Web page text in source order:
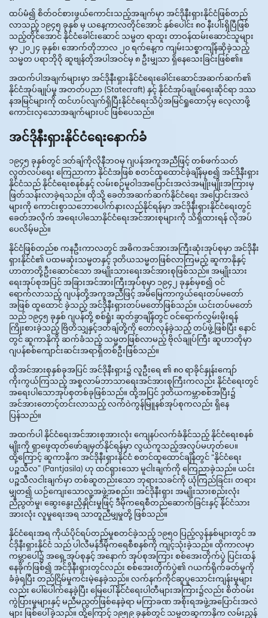
ထပ်မံ၍ စိတ်ဝင်စားဖွယ်ကောင်းသည့်အချက်မှာ အင်ဒိုနီးရှားနိုင်ငံဖြစ်တည်
လာသည့် ၁၉၄၅ ခုနှစ် မှ ယနေ့ကာလတိုင်အောင် နှစ်ပေါင်း ၈၀ နီးပါးရှိပြီဖြစ်
သည့်တိုင်အောင် နိုင်ငံခေါင်းဆောင် သမ္မတ ရာထူး တာဝန်ထမ်းဆောင်သူများ
မှာ ၂၀၂၄ ခုနှစ်၊ အောက်တိုဘာလ ၂၀ ရက်နေ့က ကျမ်းသစ္စာကျိန်ဆိုခဲ့သည့်
သမ္မတ ပရာဘိုဝို ဆူဗျန်တိုအပါအဝင်မှ ၈ ဦးမျှသာ ရှိနေသေးခြင်းဖြစ်၏။
အထက်ပါအချက်များမှာ အင်ဒိုနီးရှားနိုင်ငံရေးခေါင်းဆောင်အဆက်ဆက်၏
နိုင်ငံအုပ်ချုပ်မှု အတတ်ပညာ (Statecraft) နှင့် နိုင်ငံအုပ်ချုပ်ရေးဆိုင်ရာ ဒဿ
နအမြင်များကို ထင်ဟပ်လျက်ရှိပြီးနိုင်ငံရေးသိပ္ပံအမြင်ရှုထောင့်မှ လေ့လာဖို့
ကောင်းလှသောအချက်များပင် ဖြစ်ပေသည်။
အင်ဒိုနီးရှားနိုင်ငံရေးနောက်ခံ
၁၉၄၅ ခုနှစ်တွင် ဒတ်ချ်ကိုလိုနီဘဝမှ ဂျပန်အကူအညီဖြင့် တစ်ဖက်သတ်
လွတ်လပ်ရေး ကြေညာကာ နိုင်ငံအဖြစ် စတင်ထူထောင်ခဲ့ချိန်မှစ၍ အင်ဒိုနီးရှား
နိုင်ငံသည် နိုင်ငံရေးစနစ်နှင့် လမ်းစဉ်မူဝါဒအပြောင်းအလဲအမျိုးမျိုးအကြားမှ
ဖြတ်သန်းလာခဲ့ရသည်။ ထိုသို့ ခေတ်အဆက်ဆက်နိုင်ငံရေး အပြောင်းအလဲ
များကို ကောင်းစွာသဘောပေါက်နားလည်နိုင်ရန်မှာ အင်ဒိုနီးရှားနိုင်ငံရေးတွင်
ခေတ်အလိုက် အရေးပါသောနိုင်ငံရေးအင်အားစုများကို သိရှိထားရန် လိုအပ်
ပေလိမ့်မည်။
နိုင်ငံဖြစ်တည်စ ကနဦးကာလတွင် အဓိကအင်အားအကြီးဆုံးအုပ်စုမှာ အင်ဒိုနီး
ရှားနိုင်ငံ၏ ပထမဆုံးသမ္မတနှင့် ဒုတိယသမ္မတဖြစ်လာကြမည့် ဆူကာနိုနှင့်
ဟာတာတို့ဦးဆောင်သော အမျိုးသားရေးအင်အားစုဖြစ်သည်။ အမျိုးသား
ရေးအုပ်စုအပြင် အခြားအင်အားကြီးအုပ်စုမှာ ၁၉၄၂ ခုနှစ်မှစ၍ ဝင်
ရောက်လာသည့် ဂျပန်တို့အကူအညီဖြင့် အမိမြေကာကွယ်ရေးတပ်မတော်
အဖြစ် ထူထောင် ခဲ့သည့် အင်ဒိုနီးရှားတပ်မတော်ဖြစ်သည်။ ယင်းတပ်မတော်
သည် ၁၉၄၅ ခုနှစ် ဂျပန်တို့ စစ်ရှုံး ဆုတ်ခွာချိန်တွင် ဝင်ရောက်လွှမ်းမိုးရန်
ကြိုးစားခဲ့သည့် ဗြိတိသျှနှင့်ဒတ်ချ်တို့ကို တော်လှန်ခဲ့သည့် တပ်ဖွဲ့ဖြစ်ပြီး နောင်
တွင် ဆူကာနိုကို ဆက်ခံသည့် သမ္မတဖြစ်လာမည့် ဗိုလ်ချုပ်ကြီး ဆူဟာတိုမှာ
ဂျပန်စစ်ကျောင်းဆင်းအရာရှိတစ်ဦးဖြစ်သည်။
ထိုအင်အားစုနှစ်ခုအပြင် အင်ဒိုနီးရှား၌ လူဦးရေ ၏ ၈၀ ရာခိုင်နှုန်းကျော်
ကိုးကွယ်ကြသည့် အစ္စလာမ်ဘာသာရေးအင်အားစုကြီးကလည်း နိုင်ငံရေးတွင်
အရေးပါသောအုပ်စုတစ်ခုဖြစ်သည်။ ထို့အပြင် ဒုတိယကမ္ဘာစစ်အပြီး၌
အင်အားတောင့်တင်းလာသည့် လက်ဝဲကွန်မြူနစ်အုပ်စုကလည်း ရှိနေ
ပြန်သည်။
အထက်ပါ နိုင်ငံရေးအင်အားစုအားလုံး ကျေနပ်လက်ခံနိုင်သည့် နိုင်ငံရေးစနစ်
မျိုးကို ရှာဖွေထုတ်ဖော်ချမှတ်နိုင်ရန်မှာ လွယ်ကူသည့်အလုပ်မဟုတ်ပေ။
ထို့ကြောင့် ဆူကာနိုက အင်ဒိုနီးရှားနိုင်ငံ စတင်ထူထောင်ချိန်တွင် “နိုင်ငံရေး
ပဉ္စသီလ” (Pantjasila) ဟု ထင်ရှားသော မူငါးချက်ကို ကြေညာခဲ့သည်။ ယင်း
ပဉ္စသီလငါးချက်မှာ တစ်ဆူတည်းသော ဘုရားသခင်ကို ယုံကြည်ခြင်း၊ တရား
မျှတ၍ ယဉ်ကျေးသောလူ့အဖွဲ့အစည်း၊ အင်ဒိုနီးရှား အမျိုးသားစည်းလုံး
ညီညွတ်မှု၊ ဆွေးနွေးညှိနှိုင်းမှုဖြင့် ဒီမိုကရေစီတည်ဆောက်ခြင်းနှင့် နိုင်ငံသား
အားလုံး လူမှုရေးအရ သာတူညီမျှမှုတို့ ဖြစ်သည်။
နိုင်ငံရေးအရ ကိုယ်ပိုင်ရပ်တည်မှုစတင်ခဲ့သည့် ၁၉၅၀ ပြည့်လွန်နှစ်များတွင် အ
င်ဒိုနီးရှားနိုင်ငံ သည် ပါလီမန်ဒီမိုကရေစီစနစ်ကို ကျင့်သုံးခဲ့သည်။ ထိုကာလမှာ
ကမ္ဘာပေါ်၌ အရှေ့အုပ်စုနှင့် အနောက် အုပ်စုအကြား စစ်အေးတိုက်ပွဲ ပြင်းထန်
နေခိုက်ဖြစ်၍ အင်ဒိုနီးရှားတွင်လည်း စစ်အေးတိုက်ပွဲ၏ ဂယက်ရိုက်ခတ်မှုကို
ခံခဲ့ရပြီး တည်ငြိမ်မှုကင်းမဲ့နေခဲ့သည်။ လက်နက်ကိုင်ဆူပူသောင်းကျန်းမှုများ
လည်း ပေါ်ပေါက်နေခဲ့ပြီး မြေပေါ်နိုင်ငံရေးပါတီများအကြား၌လည်း စိတ်ဝမ်း
ကွဲပြားမှုများနှင့် မညီမညွတ်ဖြစ်နေခဲ့ရာ မကြာခဏ အစိုးရအဖွဲ့အပြောင်းအလဲ
များ ဖြစ်ပေါ်ခဲ့သည်။ ထို့ကြောင့် ၁၉၅၉ ခုနှစ်တွင် သမ္မတဆူကာနိုက လမ်းညွှန်